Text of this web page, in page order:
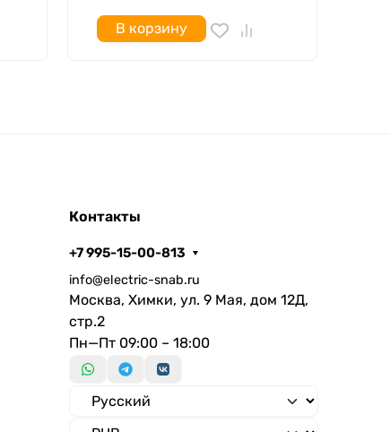
В корзину
Контакты
+7 995-15-00-813
info@electric-snab.ru
Москва, Химки, ул. 9 Мая, дом 12Д,
стр.2
Пн—Пт 09:00 – 18:00